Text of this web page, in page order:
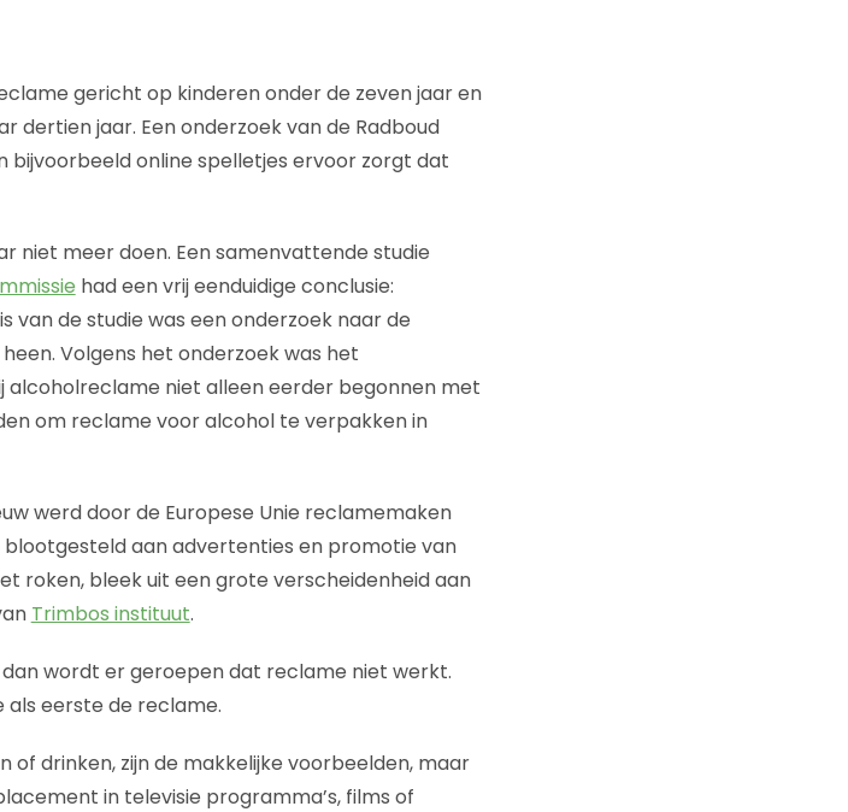
gericht op kinderen onder de zeven jaar en
dertien jaar. Een onderzoek van de Radboud
online spelletjes ervoor zorgt dat
niet meer doen. Een samenvattende studie
had een vrij eenduidige conclusie:
de studie was een onderzoek naar de
Volgens het onderzoek was het
alcoholreclame niet alleen eerder begonnen met
om reclame voor alcohol te verpakken in
werd door de Europese Unie reclamemaken
aan advertenties en promotie van
roken, bleek uit een grote verscheidenheid aan
Trimbos instituut.
wordt er geroepen dat reclame niet werkt.
als eerste de reclame.
drinken, zijn de makkelijke voorbeelden, maar
in televisie programma’s, films of